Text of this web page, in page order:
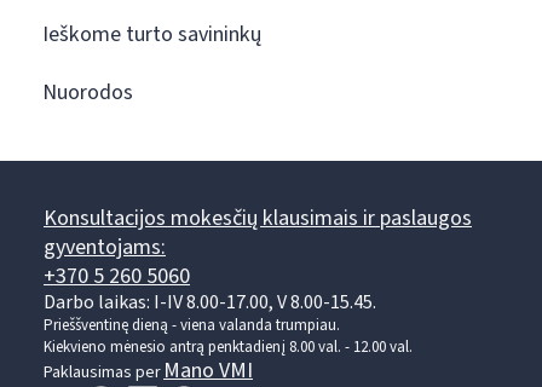
Ieškome turto savininkų
Nuorodos
Konsultacijos mokesčių klausimais ir paslaugos
gyventojams:
+370 5 260 5060
Darbo laikas: I-IV 8.00-17.00, V 8.00-15.45.
Prieššventinę dieną - viena valanda trumpiau.
Kiekvieno mėnesio antrą penktadienį 8.00 val. - 12.00 val.
Paklausimas perMano VMI